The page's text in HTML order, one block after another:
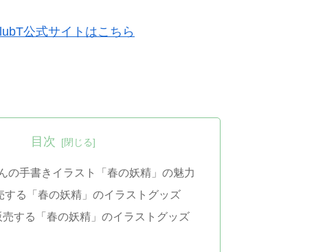
公式サイトはこちら
目次
の手書きイラスト「春の妖精」の魅力
する「春の妖精」のイラストグッズ
する「春の妖精」のイラストグッズ